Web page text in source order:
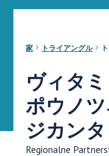
家 トライアングル
ヴィタ
ポウノ
ジカン
Regionalne